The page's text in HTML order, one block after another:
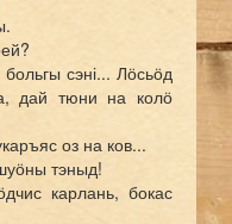
сэні... Лӧсьӧд
дай тюни на колӧ
оз на ков...
тэныд!
карлань, бокас